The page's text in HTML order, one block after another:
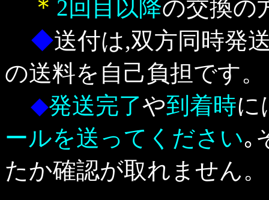
＊ 2回目以降の交換の
◆送付は,双方同時発
の送料を自己負担です。
◆発送完了や到着時に
ールを送ってください｡
たか確認が取れません。